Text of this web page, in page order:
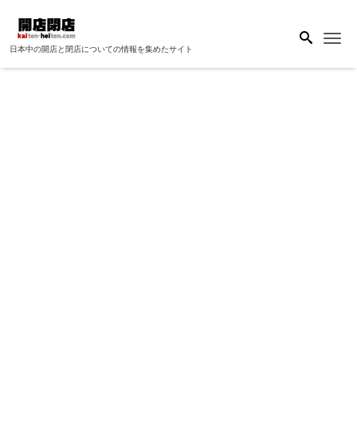
日本中の開店と閉店についての情報を集めたサイト